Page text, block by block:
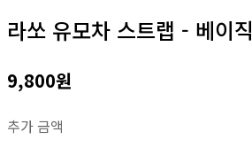
라쏘 유모차 스트랩 - 베이직
9,800원
추가 금액